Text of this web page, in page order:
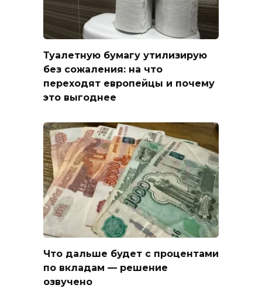
Туалетную бумагу утилизирую
без сожаления: на что
переходят европейцы и почему
это выгоднее
Что дальше будет с процентами
по вкладам — решение
озвучено